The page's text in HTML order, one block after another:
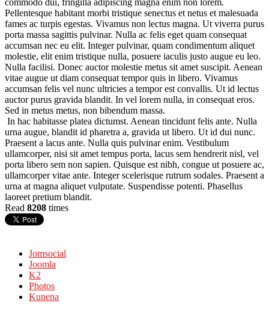
Pellentesque habitant morbi tristique senectus et netus et malesuada
fames ac turpis egestas. Vivamus non lectus magna. Ut viverra purus
porta massa sagittis pulvinar. Nulla ac felis eget quam consequat
accumsan nec eu elit. Integer pulvinar, quam condimentum aliquet
molestie, elit enim tristique nulla, posuere iaculis justo augue eu leo.
Nulla facilisi. Donec auctor molestie metus sit amet suscipit. Aenean
vitae augue ut diam consequat tempor quis in libero. Vivamus
accumsan felis vel nunc ultricies a tempor est convallis. Ut id lectus
auctor purus gravida blandit. In vel lorem nulla, in consequat eros.
Sed in metus metus, non bibendum massa.
In hac habitasse platea dictumst. Aenean tincidunt felis ante. Nulla
urna augue, blandit id pharetra a, gravida ut libero. Ut id dui nunc.
Praesent a lacus ante. Nulla quis pulvinar enim. Vestibulum
ullamcorper, nisi sit amet tempus porta, lacus sem hendrerit nisl, vel
porta libero sem non sapien. Quisque est nibh, congue ut posuere ac,
ullamcorper vitae ante. Integer scelerisque rutrum sodales. Praesent a
urna at magna aliquet vulputate. Suspendisse potenti. Phasellus
laoreet pretium blandit.
Read 8208 times
Jomsocial
Joomla
K2
Photos
Kunena